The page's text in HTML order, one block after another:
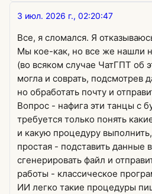
3 июл. 2026 г., 02:20:47
Все, я сломался. Я
Мы кое-как, но все же нашли
(во всяком случае ЧатГПТ об
могла и соврать, подсмотрев
но обработать почту и
Вопрос - нафига эти танцы с
требуется только понять
и какую процедуру
простая - подставить данные
сгенерировать файл и
работы - классическое
ИИ легко такие процедуры